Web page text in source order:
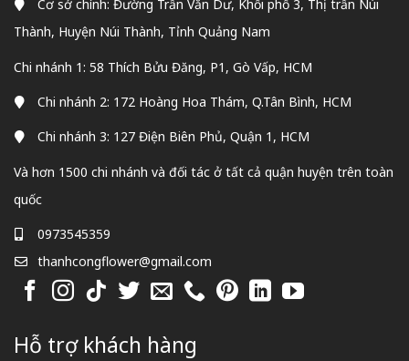
Cơ sở chính: Đường Trần Văn Dư, Khối phố 3, Thị trấn Núi
Thành, Huyện Núi Thành, Tỉnh Quảng Nam
Chi nhánh 1: 58 Thích Bửu Đăng, P1, Gò Vấp, HCM
Chi nhánh 2: 172 Hoàng Hoa Thám, Q.Tân Bình, HCM
Chi nhánh 3: 127 Điện Biên Phủ, Quận 1, HCM
Và hơn 1500 chi nhánh và đối tác ở tất cả quận huyện trên toàn
quốc
0973545359
thanhcongflower@gmail.com
Hỗ trợ khách hàng